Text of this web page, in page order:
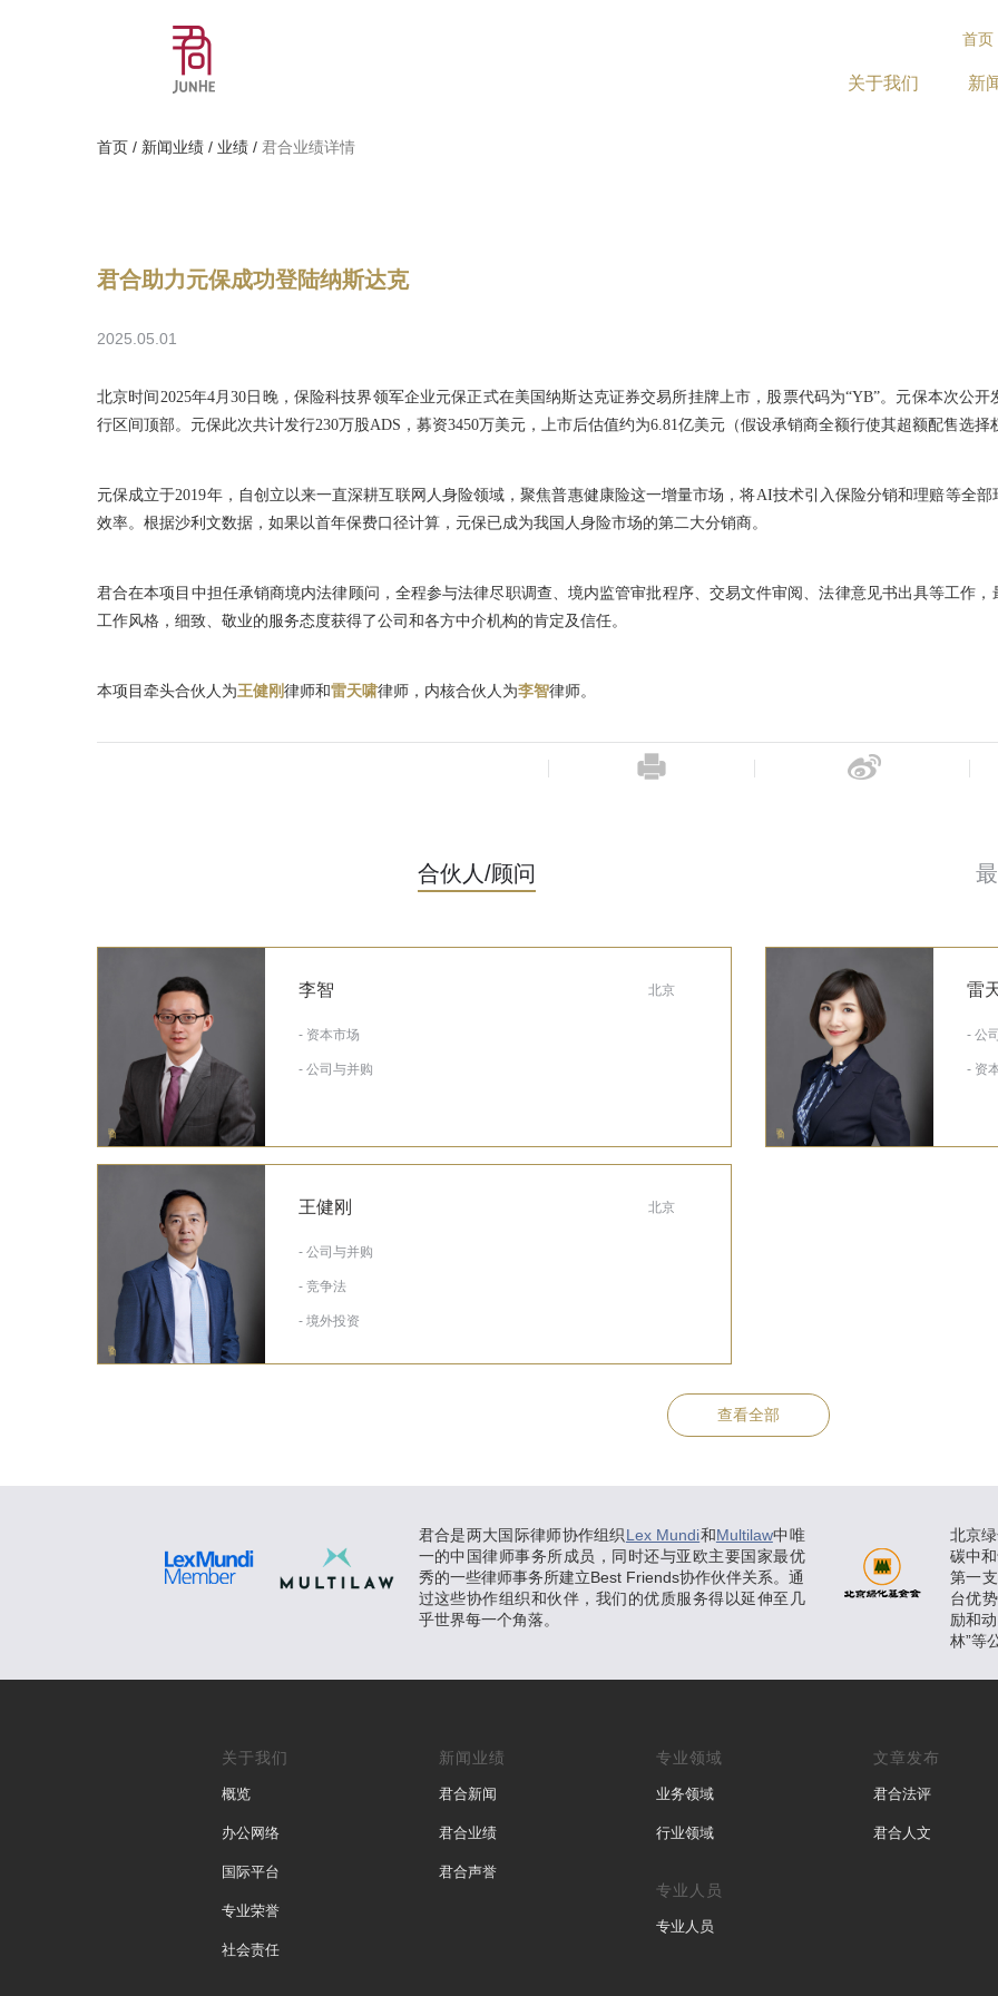
首页
关于我们 新
首页 / 新闻业绩 / 业绩 / 君合业绩详情
君合助力元保成功登陆纳斯达克
2025.05.01
北京时间2025年4月30日晚，保险科技界领军企业元保正式在美国纳斯达克证券交易所挂牌上市，股票代码为“YB”。元保本次公
行区间顶部。元保此次共计发行230万股ADS，募资3450万美元，上市后估值约为6.81亿美元（假设承销商全额行使其超额配售选择
元保成立于2019年，自创立以来一直深耕互联网人身险领域，聚焦普惠健康险这一增量市场，将AI技术引入保险分销和理赔等全
效率。根据沙利文数据，如果以首年保费口径计算，元保已成为我国人身险市场的第二大分销商。
君合在本项目中担任承销商境内法律顾问，全程参与法律尽职调查、境内监管审批程序、交易文件审阅、法律意见书出具等工作
工作风格，细致、敬业的服务态度获得了公司和各方中介机构的肯定及信任。
本项目牵头合伙人为王健刚 律师和雷天啸律师，内核合伙人为李智律师。
合伙人/顾问
李智 北京
- 资本市场
- 公司与并购
雷
- 公
- 资
王健刚 北京
- 公司与并购
- 竞争法
- 境外投资
查看全部
君合是两大国际律师协作组织Lex Mundi和Multilaw中唯
一的中国律师事务所成员，同时还与亚欧主要国家最优
秀的一些律师事务所建立Best Friends协作伙伴关系。通
过这些协作组织和伙伴，我们的优质服务得以延伸至几
乎世界每一个角落。
北京
碳中
第一
台优
励和
林”等
关于我们
概览
办公网络
国际平台
专业荣誉
社会责任
新闻业绩
君合新闻
君合业绩
君合声誉
专业领域
业务领域
行业领域
专业人员
专业人员
文章发布
君合法评
君合人文